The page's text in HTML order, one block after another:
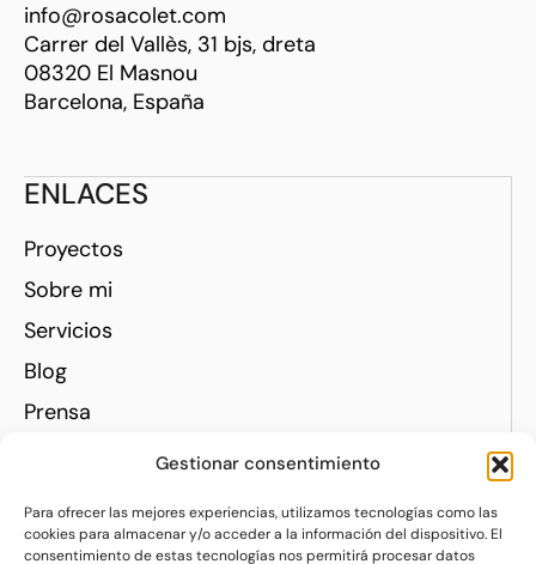
Gestionar consentimiento
Para ofrecer las mejores experiencias, utilizamos tecnologías como las
cookies para almacenar y/o acceder a la información del dispositivo. El
consentimiento de estas tecnologías nos permitirá procesar datos
info@rosacolet.com
Carrer del Vallès, 31 bjs, dreta
08320 El Masnou
Barcelona, España
ENLACES
Proyectos
Sobre mi
Servicios
Blog
Prensa
Instagram